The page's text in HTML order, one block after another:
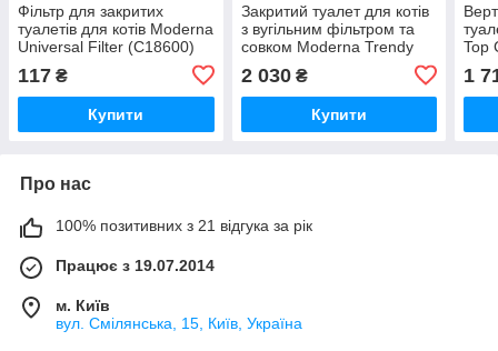
Фільтр для закритих
туалетів для котів Moderna
Universal Filter (C18600)
117 ₴
Купити
Закритий туалет для котів
з вугільним фільтром та
совком Moderna Trendy
сірий (C235026CL)
2 030₴
Купити
Top
1
Про нас
100% позитивних з 21 відгука за рік
Працює з 19.07.2014
м. Київ
вул. Смілянська, 15, Київ, Україна